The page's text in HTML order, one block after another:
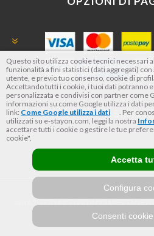
RATA TUTTO INCLUSO IN 23 MESI TAN
IMPORTO DI
Questo sito utilizza cookie tecnici necessari
funzionalità a fini statistici (dati aggregati)
utente, e previo tuo consenso, cookie di
Accettando tutti i cookie, i tuoi dati potranno
personalizzata e condivisi con partner come
informazioni su come Google utilizza i dati
link: Come Google utilizza i dati
. Per
utilizzati su e-stayon.com, leggi la nostra
accettare tutti i cookie o gestire le tue
cookie".
Consenti
Configura
Accetta